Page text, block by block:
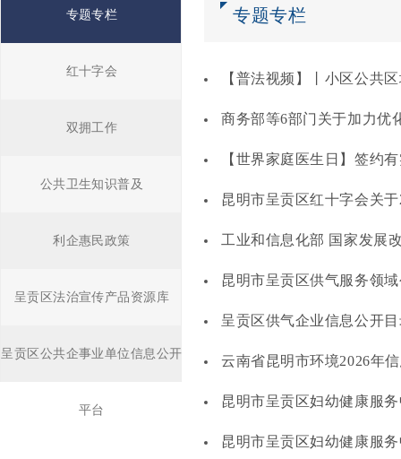
专题专栏
红十字会
双拥工作
公共卫生知识普及
利企惠民政策
呈贡区法治宣传产品资源库
呈贡区公共企事业单位信息公开
平台
专题专栏
【普法视频】丨小区公共
商务部等6部门关于加力优
【世界家庭医生日】签约
昆明市呈贡区红十字会关
工业和信息化部 国家发展
昆明市呈贡区供气服务领
呈贡区供气企业信息公开
云南省昆明市环境2026年
昆明市呈贡区妇幼健康服
昆明市呈贡区妇幼健康服